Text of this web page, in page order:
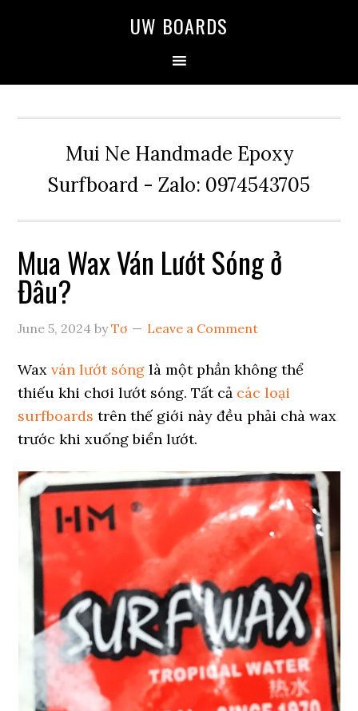
UW BOARDS
Mui Ne Handmade Epoxy
Surfboard - Zalo: 0974543705
Mua Wax Ván Lướt Sóng ở
Đâu?
June 5, 2024 byTơ Leave a Comment
Waxván lướt sóng là một phần không thể
thiếu khi chơi lướt sóng. Tất cả các loại
surfboards trên thế giới này đều phải chà wax
trước khi xuống biển lướt.